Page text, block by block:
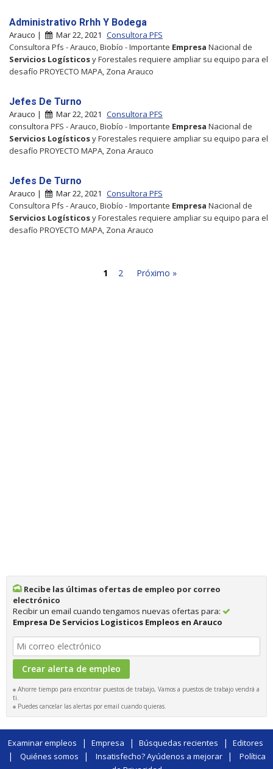
Administrativo Rrhh Y Bodega
Arauco | Mar 22, 2021 Consultora PFS
Consultora Pfs - Arauco, Biobío - Importante Empresa Nacional de
Servicios Logísticosy Forestales requiere ampliar su equipo para el
desafío PROYECTO MAPA, Zona Arauco
Jefes De Turno
Arauco | Mar 22, 2021 Consultora PFS
consultora PFS - Arauco, Biobío - Importante Empresa Nacional de
Servicios Logísticosy Forestales requiere ampliar su equipo para el
desafío PROYECTO MAPA, Zona Arauco
Jefes De Turno
Arauco | Mar 22, 2021 Consultora PFS
Consultora Pfs - Arauco, Biobío - Importante Empresa Nacional de
Servicios Logísticosy Forestales requiere ampliar su equipo para el
desafío PROYECTO MAPA, Zona Arauco
1 2 Próximo »
Recibe las últimas ofertas de empleo por correo
electrónico
Recibir un email cuando tengamos nuevas ofertas para:
Empresa De Servicios Logisticos Empleos en Arauco
Ahorre tiempo para encontrar puestos de trabajo, Vamos a puestos de trabajo vendrá a
ti.
Puedes cancelar las alertas por email cuando quieras.
Examinar empleos | Empresa | Búsquedas recientes | Editores
| Quiénes somos | Insatisfecho? Ayúdenos a mejorar|
Política